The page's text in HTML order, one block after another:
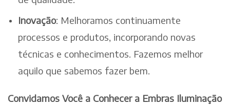
Inovação: Melhoramos continuamente
processos e produtos, incorporando novas
técnicas e conhecimentos. Fazemos melhor
aquilo que sabemos fazer bem.
Convidamos Você a Conhecer a Embras Iluminação